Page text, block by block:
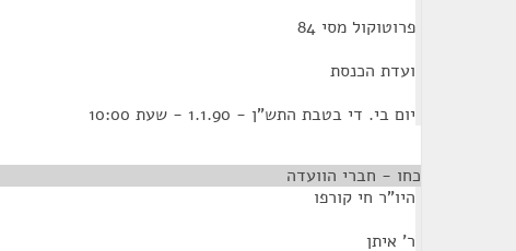
פרוטוקול מסי 84
ועדת הכנסת
יום בי. די בטבת התש"ן - 1.1.90 - שעת 10:00
כחו - חברי הוועדה
היו"ר חי קורפו
ר' איתן